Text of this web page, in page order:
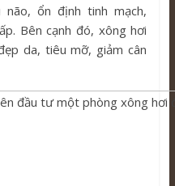
ổn định tinh mạch,
Bên cạnh đó, xông hơi
da, tiêu mỡ, giảm cân